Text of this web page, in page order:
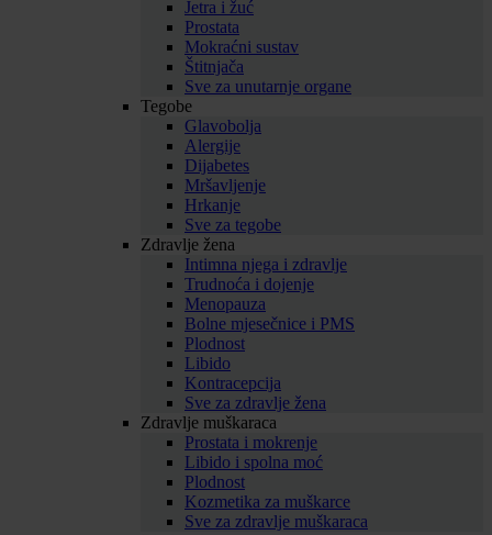
Jetra i žuć
Prostata
Mokraćni sustav
Štitnjača
Sve za unutarnje organe
Tegobe
Glavobolja
Alergije
Dijabetes
Mršavljenje
Hrkanje
Sve za tegobe
Zdravlje žena
Intimna njega i zdravlje
Trudnoća i dojenje
Menopauza
Bolne mjesečnice i PMS
Plodnost
Libido
Kontracepcija
Sve za zdravlje žena
Zdravlje muškaraca
Prostata i mokrenje
Libido i spolna moć
Plodnost
Kozmetika za muškarce
Sve za zdravlje muškaraca